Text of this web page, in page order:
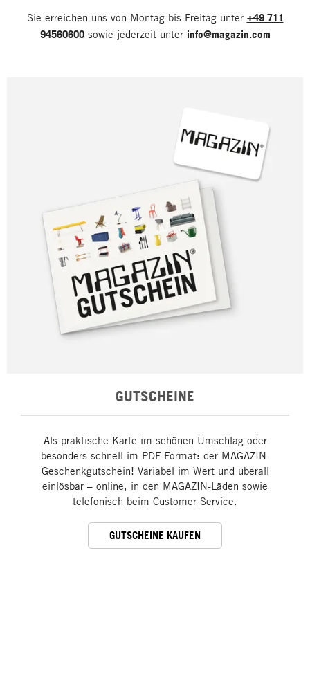
Sie erreichen uns von Montag bis Freitag unter +49 711
94560600sowie jederzeit unter info@magazin.com
GUTSCHEINE
Als praktische Karte im schönen Umschlag oder
besonders schnell im PDF-Format: der MAGAZIN-
Geschenkgutschein! Variabel im Wert und überall
einlösbar – online, in den MAGAZIN-Läden sowie
telefonisch beim Customer Service.
GUTSCHEINE KAUFEN